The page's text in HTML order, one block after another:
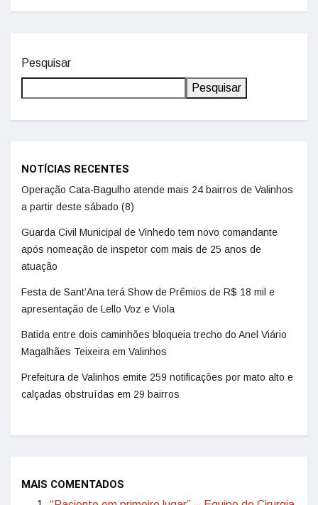
Pesquisar
Pesquisar
NOTÍCIAS RECENTES
Operação Cata-Bagulho atende mais 24 bairros de Valinhos
a partir deste sábado (8)
Guarda Civil Municipal de Vinhedo tem novo comandante
após nomeação de inspetor com mais de 25 anos de
atuação
Festa de Sant’Ana terá Show de Prêmios de R$ 18 mil e
apresentação de Lello Voz e Viola
Batida entre dois caminhões bloqueia trecho do Anel Viário
Magalhães Teixeira em Valinhos
Prefeitura de Valinhos emite 259 notificações por mato alto e
calçadas obstruídas em 29 bairros
MAIS COMENTADOS